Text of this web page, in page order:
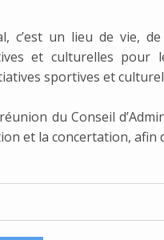
c’est un lieu de vie,
et culturelles
sportives et
du Conseil
et la concertation,